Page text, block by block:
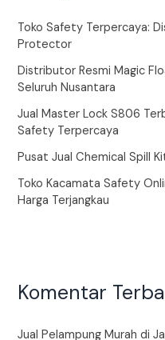
Toko Safety Terpercaya:
Protector
Distributor Resmi Magic
Seluruh Nusantara
Jual Master Lock S806
Safety Terpercaya
Pusat Jual Chemical Spill
Toko Kacamata Safety
Harga Terjangkau
Komentar
Jual Pelampung Murah di